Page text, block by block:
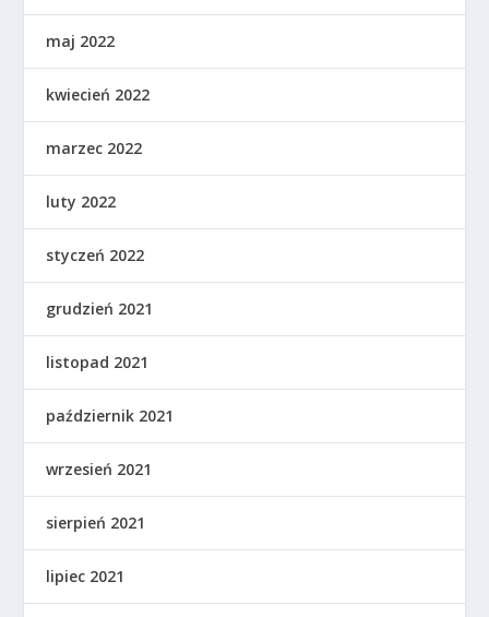
maj 2022
kwiecień 2022
marzec 2022
luty 2022
styczeń 2022
grudzień 2021
listopad 2021
październik 2021
wrzesień 2021
sierpień 2021
lipiec 2021